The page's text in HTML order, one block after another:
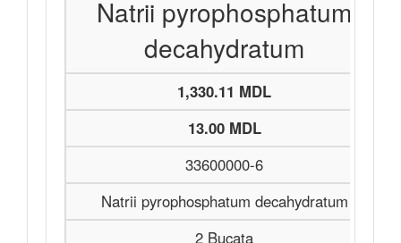
Natrii pyrophosphatum
decahydratum
1,330.11 MDL
13.00 MDL
33600000-6
Natrii pyrophosphatum decahydratum
2 Bucata